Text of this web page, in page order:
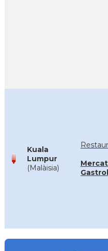
Kuala
Lumpur
(Malàisia)